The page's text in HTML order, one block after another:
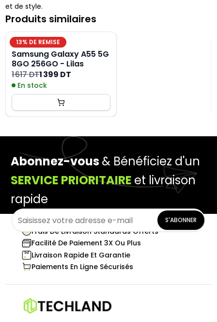
et de style.
Produits similaires
13% DE REMISE
Samsung Galaxy A55 5G
8GO 256GO - Lilas
1 617 DT1 399 DT
En stock
Abonnez-vous& Bénéficiez d'un
SERVICE PRIORITAIRE et livraison
rapide
S'ABONNER
Frais De Livraison Standards Offerts
Facilité De Paiement 3X Ou Plus
Livraison Rapide Et Garantie
Paiements En Ligne Sécurisés